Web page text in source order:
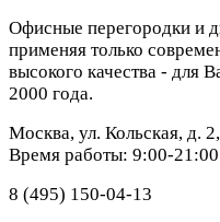
Офисные перегородки и
применяя только
высокого качества - для
2000 года.
Москва, ул. Кольская, д.
Время работы: 9:00-
8 (495) 150-04-13